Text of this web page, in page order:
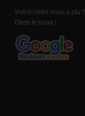
Votre visite vous a plu ?
Dites-le nous !